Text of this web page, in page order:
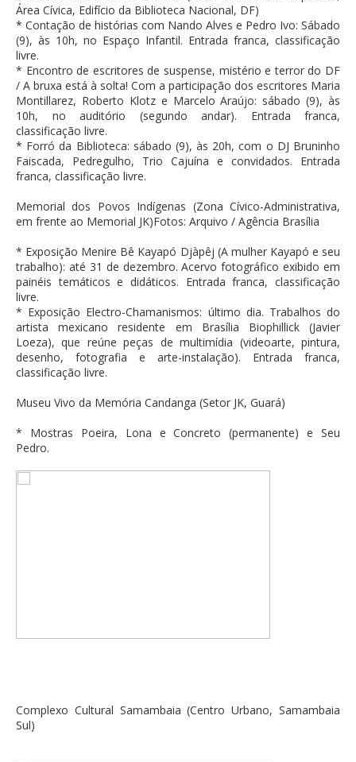
Área Cívica, Edifício da Biblioteca Nacional, DF)
* Contação de histórias com Nando Alves e Pedro Ivo: Sábado
(9), às 10h, no Espaço Infantil. Entrada franca, classificação
livre.
* Encontro de escritores de suspense, mistério e terror do DF
/ A bruxa está à solta! Com a participação dos escritores Maria
Montillarez, Roberto Klotz e Marcelo Araújo: sábado (9), às
10h, no auditório (segundo andar). Entrada franca,
classificação livre.
* Forró da Biblioteca: sábado (9), às 20h, com o DJ Bruninho
Faiscada, Pedregulho, Trio Cajuína e convidados. Entrada
franca, classificação livre.
Memorial dos Povos Indígenas (Zona Cívico-Administrativa,
em frente ao Memorial JK)Fotos: Arquivo / Agência Brasília
* Exposição Menire Bê Kayapó Djàpêj (A mulher Kayapó e seu
trabalho): até 31 de dezembro. Acervo fotográfico exibido em
painéis temáticos e didáticos. Entrada franca, classificação
livre.
* Exposição Electro-Chamanismos: último dia. Trabalhos do
artista mexicano residente em Brasília Biophillick (Javier
Loeza), que reúne peças de multimídia (videoarte, pintura,
desenho, fotografia e arte-instalação). Entrada franca,
classificação livre.
Museu Vivo da Memória Candanga (Setor JK, Guará)
* Mostras Poeira, Lona e Concreto (permanente) e Seu
Pedro.
Complexo Cultural Samambaia (Centro Urbano, Samambaia
Sul)